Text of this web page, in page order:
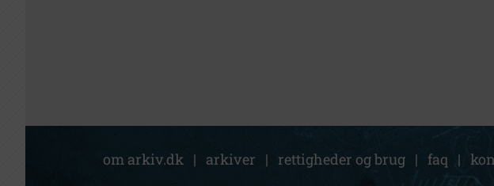
om arkiv.dk | arkiver | rettigheder og brug | faq |